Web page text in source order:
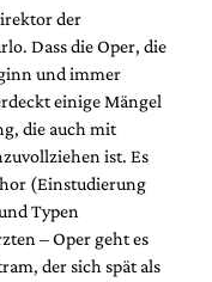
der
Dass die Oper, die
und immer
einige Mängel
die auch mit
ist. Es
(Einstudierung
Typen
– Oper geht es
der sich spät als